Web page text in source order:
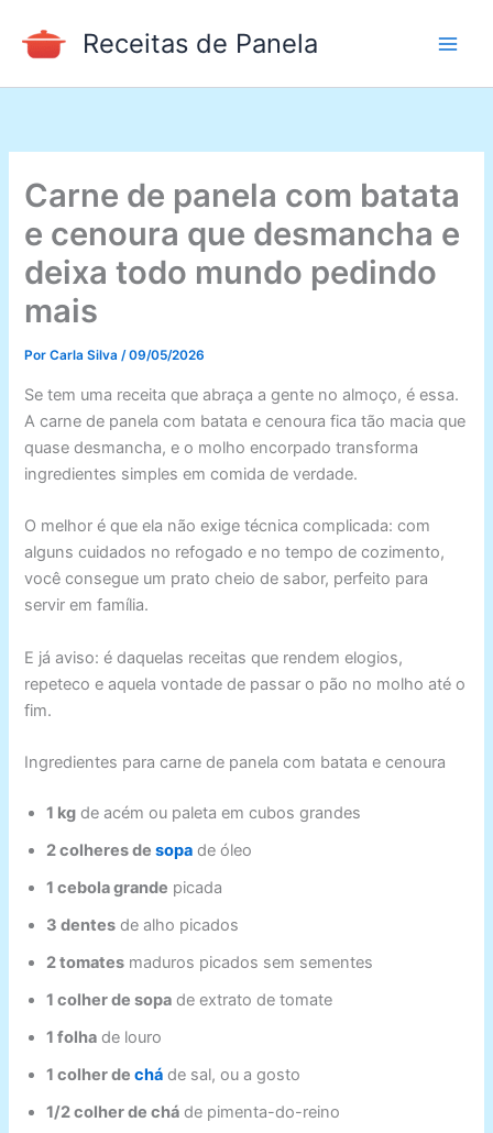
para
conteúdo
Receitas de Panela
Carne de panela com batata
e cenoura que desmancha e
deixa todo mundo pedindo
mais
PorCarla Silva/09/05/2026
Se tem uma receita que abraça a gente no almoço, é essa.
A carne de panela com batata e cenoura fica tão macia que
quase desmancha, e o molho encorpado transforma
ingredientes simples em comida de verdade.
O melhor é que ela não exige técnica complicada: com
alguns cuidados no refogado e no tempo de cozimento,
você consegue um prato cheio de sabor, perfeito para
servir em família.
E já aviso: é daquelas receitas que rendem elogios,
repeteco e aquela vontade de passar o pão no molho até o
fim.
Ingredientes para carne de panela com batata e cenoura
1 kg de acém ou paleta em cubos grandes
2 colheres desopa de óleo
1 cebola grande picada
3 dentes de alho picados
2 tomates maduros picados sem sementes
1 colher de sopa de extrato de tomate
1 folha de louro
1 colher dechá de sal, ou a gosto
1/2 colher de chá de pimenta-do-reino